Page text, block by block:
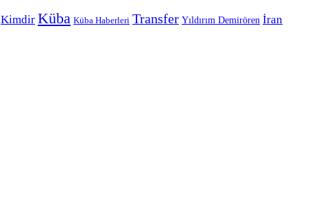
Kimdir Küba Küba Haberleri Transfer Yıldırım Demirören İran